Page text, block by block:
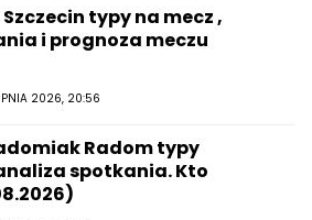
typy na mecz ,
i prognoza meczu
2026, 20:56
Radom typy
spotkania. Kto